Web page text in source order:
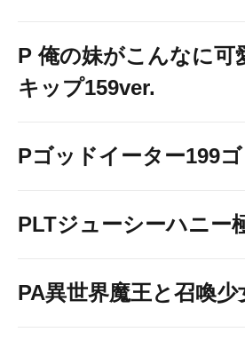
P 俺の妹がこんなに
キップ159ver.
Pゴッドイーター199
PLTジューシーハニー
PA異世界魔王と召喚